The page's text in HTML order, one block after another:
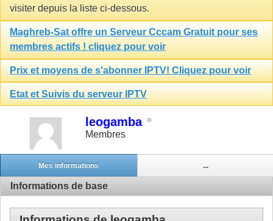
visiter depuis la liste ci-dessous.
Maghreb-Sat offre un Serveur Cccam Gratuit pour ses
membres actifs ! cliquez pour voir
Prix et moyens de s'abonner IPTV! Cliquez pour voir
Etat et Suivis du serveur IPTV
leogamba
Membres
Mes informations ...
Informations de base